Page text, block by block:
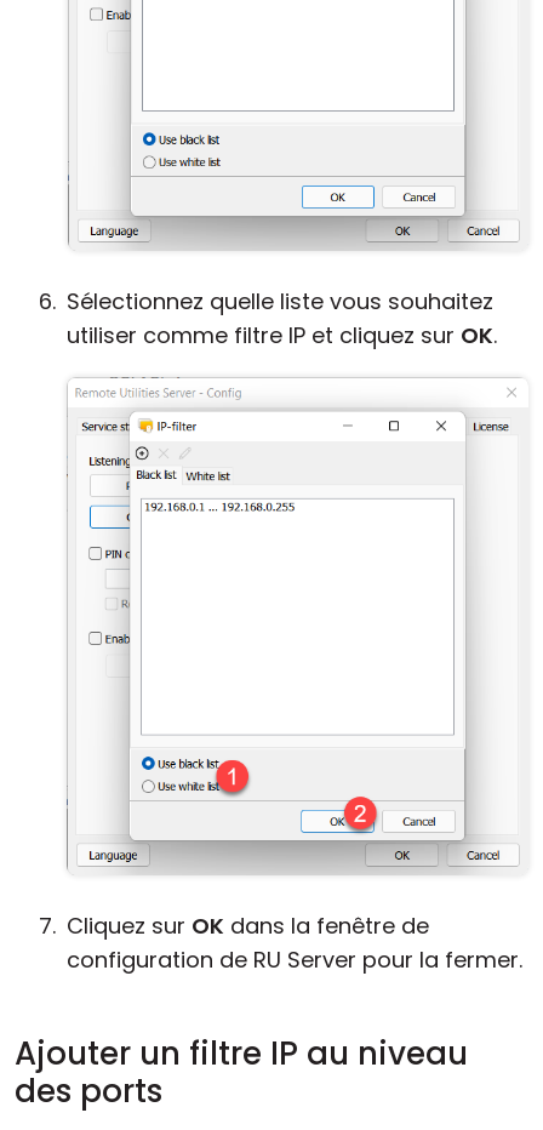
Sélectionnez quelle liste vous souhaitez
utiliser comme filtre IP et cliquez sur OK.
Cliquez sur OK dans la fenêtre de
configuration de RU Server pour la fermer.
Ajouter un filtre IP au niveau
des ports